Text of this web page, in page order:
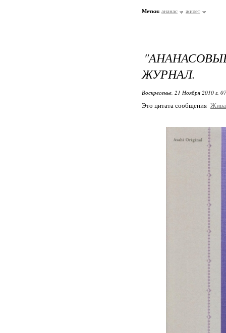
Метки: ананас жилет
ЖУРНАЛ.
Воскресенье, 21 Ноября 2010 г.
Это цитата сообщения